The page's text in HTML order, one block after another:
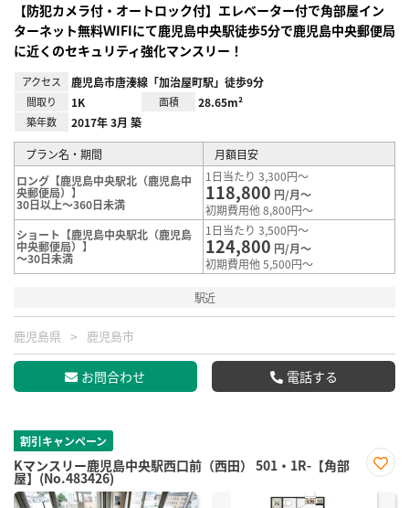
【防犯カメラ付・オートロック付】エレベーター付で角部屋イン
ターネット無料ＷIFIにて鹿児島中央駅徒歩5分で鹿児島中央郵便局
に近くのセキュリティ強化マンスリー！
アクセス 鹿児島市唐湊線「加治屋町駅」徒歩9分
間取り 1K 面積 28.65m²
築年数 2017年 3月 築
プラン名・期間
月額目安
ロング【鹿児島中央駅北（鹿児島中
央郵便局）】
30日以上～360日未満
1日当たり 3,300円～
118,800 円/月～
初期費用他 8,800円～
ショート【鹿児島中央駅北（鹿児島
中央郵便局）】
～30日未満
1日当たり 3,500円～
124,800 円/月～
初期費用他 5,500円～
駅近
鹿児島県 鹿児島市
お問合わせ 電話する
割引キャンペーン
Kマンスリー鹿児島中央駅西口前（西田） 501・1R-【角部
屋】(No.483426)
に入